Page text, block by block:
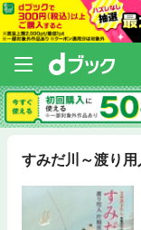
すみだ川～渡り